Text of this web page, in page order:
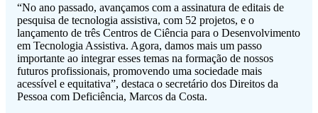
“No ano passado, avançamos com a assinatura de editais de
pesquisa de tecnologia assistiva, com 52 projetos, e o
lançamento de três Centros de Ciência para o Desenvolvimento
em Tecnologia Assistiva. Agora, damos mais um passo
importante ao integrar esses temas na formação de nossos
futuros profissionais, promovendo uma sociedade mais
acessível e equitativa”, destaca o secretário dos Direitos da
Pessoa com Deficiência, Marcos da Costa.